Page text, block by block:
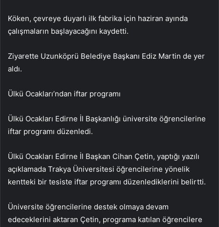
Köken, çevreye duyarlı ilk fabrika için haziran ayında
çalışmaların başlayacağını kaydetti.
Ziyarette Uzunköprü Belediye Başkanı Ediz Martin de yer
aldı.
Ülkü Ocakları’ndan iftar programı
Ülkü Ocakları Edirne İl Başkanlığı üniversite öğrencilerine
iftar programı düzenledi.
Ülkü Ocakları Edirne İl Başkan Cihan Çetin, yaptığı yazılı
açıklamada Trakya Üniversitesi öğrencilerine yönelik
kentteki bir tesiste iftar programı düzenlediklerini belirtti.
Üniversite öğrencilerine destek olmaya devam
edeceklerini aktaran Çetin, programa katılan öğrencilere